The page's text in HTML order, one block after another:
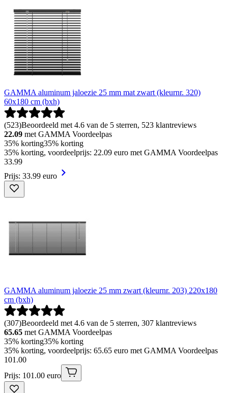
GAMMA aluminum jaloezie 25 mm mat zwart (kleurnr. 320)
60x180 cm (bxh)
(523)Beoordeeld met 4.6 van de 5 sterren, 523 klantreviews
22.09 met GAMMA Voordeelpas
35% korting35% korting
35% korting, voordeelprijs: 22.09 euro met GAMMA Voordeelpas
33.99
Prijs: 33.99 euro
GAMMA aluminum jaloezie 25 mm zwart (kleurnr. 203) 220x180
cm (bxh)
(307)Beoordeeld met 4.6 van de 5 sterren, 307 klantreviews
65.65 met GAMMA Voordeelpas
35% korting35% korting
35% korting, voordeelprijs: 65.65 euro met GAMMA Voordeelpas
101 .00
Prijs: 101.00 euro